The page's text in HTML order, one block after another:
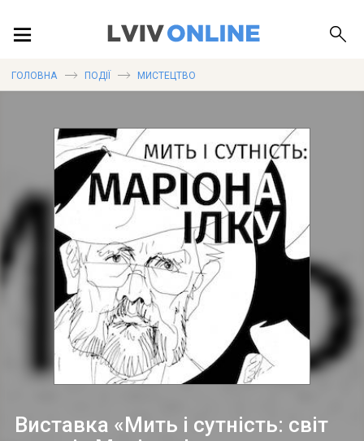
ПУБЛІКАЦІЇ
ДОВІДКА
ГОЛОВНА ПОДІЇ МИСТЕЦТВО
Виставка «Мить і сутність: світ